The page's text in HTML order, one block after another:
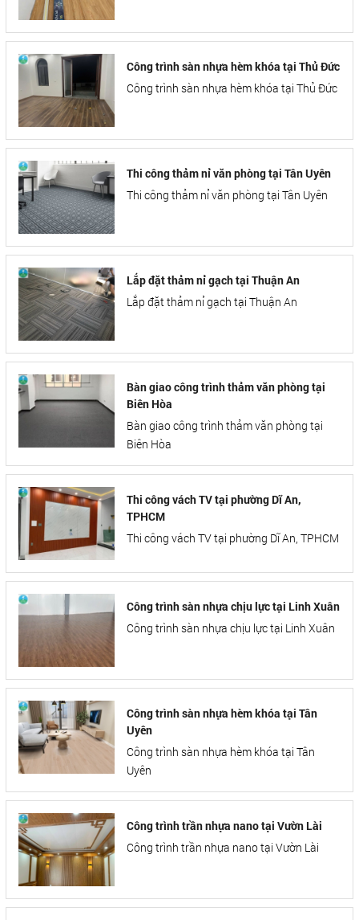
Công trình sàn nhựa hèm khóa tại Thủ Đức
Công trình sàn nhựa hèm khóa tại Thủ Đức
Thi công thảm nỉ văn phòng tại Tân Uyên
Thi công thảm nỉ văn phòng tại Tân Uyên
Lắp đặt thảm nỉ gạch tại Thuận An
Lắp đặt thảm nỉ gạch tại Thuận An
Bàn giao công trình thảm văn phòng tại
Biên Hòa
Bàn giao công trình thảm văn phòng tại
Biên Hòa
Thi công vách TV tại phường Dĩ An,
TPHCM
Thi công vách TV tại phường Dĩ An, TPHCM
Công trình sàn nhựa chịu lực tại Linh Xuân
Công trình sàn nhựa chịu lực tại Linh Xuân
Công trình sàn nhựa hèm khóa tại Tân
Uyên
Công trình sàn nhựa hèm khóa tại Tân
Uyên
Công trình trần nhựa nano tại Vườn Lài
Công trình trần nhựa nano tại Vườn Lài